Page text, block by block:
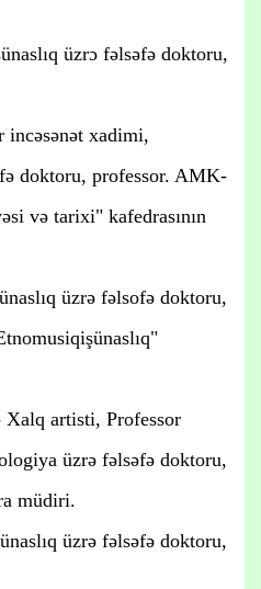
üzrɔ fəlsəfə doktoru,
xadimi,
doktoru, professor. AMK-
və tarixi" kafedrasının
üzrə fəlsofə doktoru,
artisti, Professor
üzrə fəlsəfə doktoru,
müdiri.
üzrə fəlsəfə doktoru,